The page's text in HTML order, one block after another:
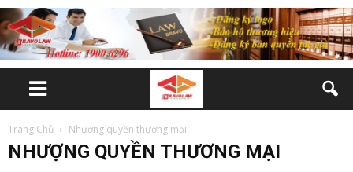
Trang Chủ Nhượng quyền thương mại
NHƯỢNG QUYỀN THƯƠNG MẠI